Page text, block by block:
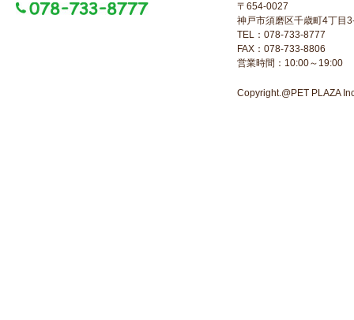
〒654-0027
神戸市須磨区千歳町4丁目
TEL：078-733-8777
FAX：078-733-8806
営業時間：10:00～19:00
Copyright.@PET PLAZA